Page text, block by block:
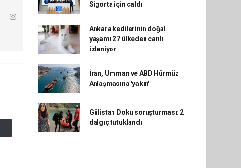
Sigorta için çaldı
Ankara kedilerinin doğal
yaşamı 27 ülkeden canlı
izleniyor
İran, Umman ve ABD Hürmüz
Anlaşmasına 'yakın'
Gülistan Doku soruşturması: 2
dalgıç tutuklandı